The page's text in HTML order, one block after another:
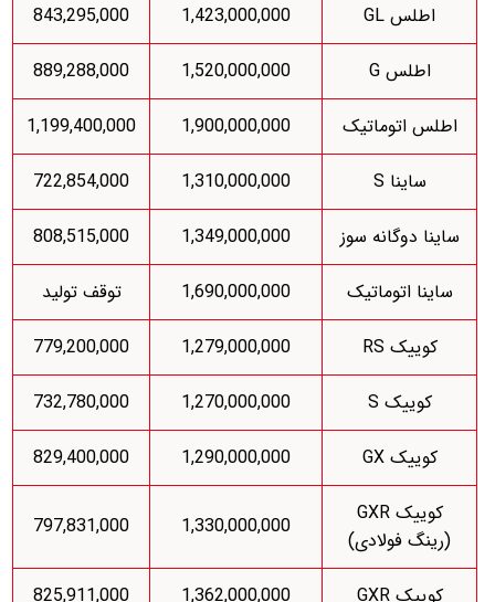
اطلس GL
1,423,000,000
843,295,000
اطلس G
1,520,000,000
889,288,000
اطلس اتوماتیک
1,900,000,000
1,199,400,000
ساینا S
1,310,000,000
722,854,000
ساینا دوگانه سوز
1,349,000,000
808,515,000
ساینا اتوماتیک
1,690,000,000
توقف تولید
کوییک RS
1,279,000,000
779,200,000
کوییک S
1,270,000,000
732,780,000
کوییک GX
1,290,000,000
829,400,000
کوییک GXR
(رینگ فولادی)
1,330,000,000
797,831,000
کوییک GXR 1,362,000,000
825,911,000